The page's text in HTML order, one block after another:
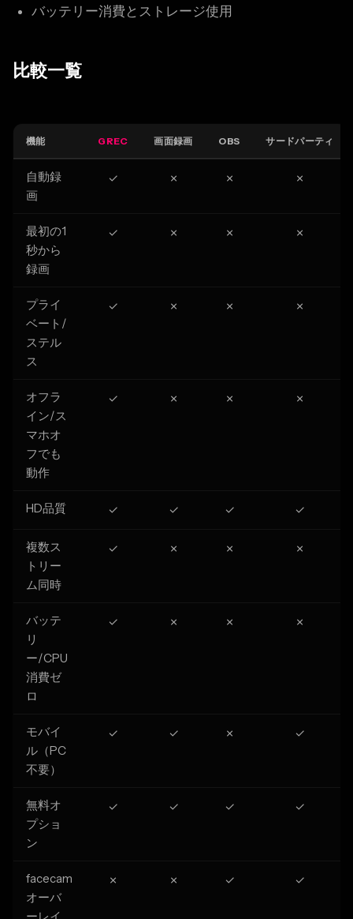
バッテリー消費とストレージ使用
比較一覧
機能 GREC 画面録画 OBS サードパーティ
自動録
画
✓ ✗ ✗ ✗
最初の1
秒から
録画
✓ ✗ ✗ ✗
プライ
ベート/
ステル
ス
✓ ✗ ✗ ✗
オフラ
イン/ス
マホオ
フでも
動作
✓ ✗ ✗ ✗
HD品質 ✓ ✓ ✓ ✓
複数ス
トリー
ム同時
✓ ✗ ✗ ✗
バッテ
リ
ー/CPU
消費ゼ
ロ
✓ ✗ ✗ ✗
モバイ
ル（PC
不要）
✓ ✓ ✗ ✓
無料オ
プショ
ン
✓ ✓ ✓ ✓
facecam
オーバ
✗ ✗ ✓ ✓